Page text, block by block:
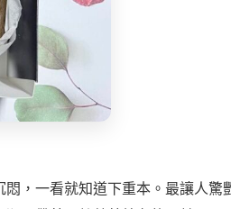
，一看就知道下重本。最讓人驚